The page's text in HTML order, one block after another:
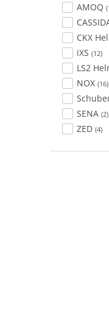
AMOQ
CKX
iXS (12)
LS2
NOX (16)
SENA (2)
ZED (4)